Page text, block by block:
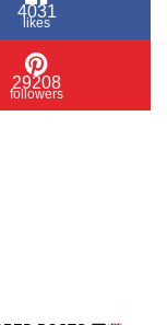
4031
likes
29208
followers